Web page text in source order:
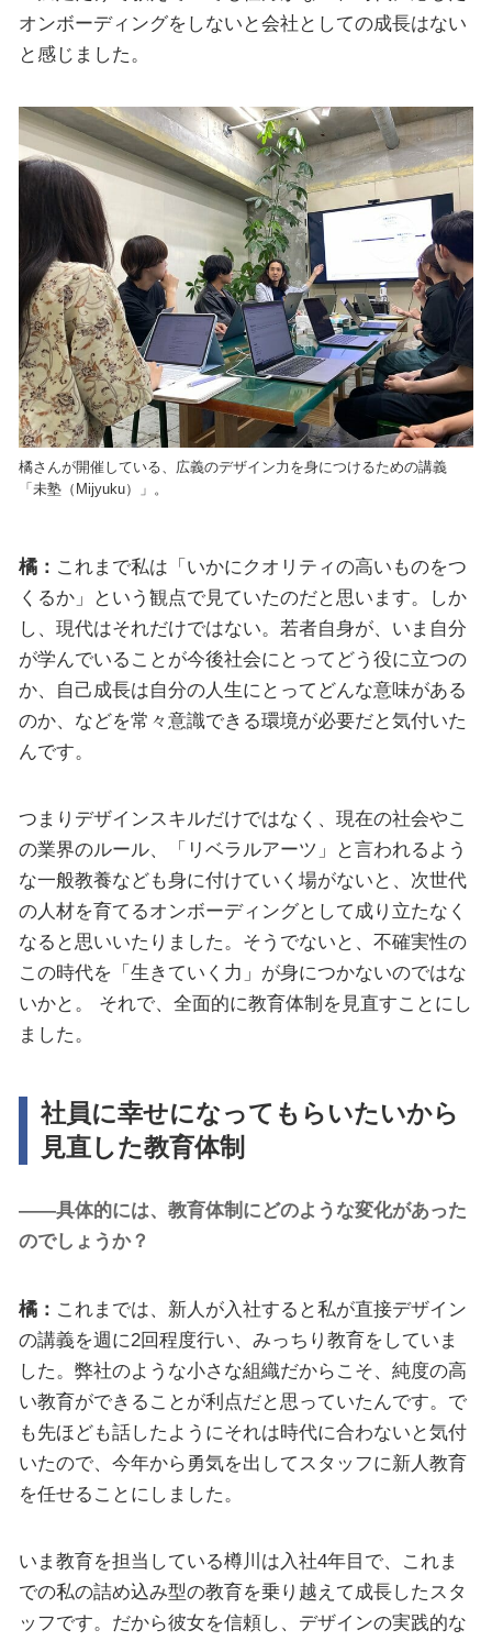
オンボーディングをしないと会社としての成長はない
と感じました。
橘さんが開催している、広義のデザイン力を身につけるための講義
「未塾（Mijyuku）」。
橘： これまで私は「いかにクオリティの高いものをつ
くるか」という観点で見ていたのだと思います。しか
し、現代はそれだけではない。若者自身が、いま自分
が学んでいることが今後社会にとってどう役に立つの
か、自己成長は自分の人生にとってどんな意味がある
のか、などを常々意識できる環境が必要だと気付いた
んです。
つまりデザインスキルだけではなく、現在の社会やこ
の業界のルール、「リベラルアーツ」と言われるよう
な一般教養なども身に付けていく場がないと、次世代
の人材を育てるオンボーディングとして成り立たなく
なると思いいたりました。そうでないと、不確実性の
この時代を「生きていく力」が身につかないのではな
いかと。 それで、全面的に教育体制を見直すことにし
ました。
社員に幸せになってもらいたいから
見直した教育体制
――具体的には、教育体制にどのような変化があった
のでしょうか？
橘： これまでは、新人が入社すると私が直接デザイン
の講義を週に2回程度行い、みっちり教育をしていま
した。弊社のような小さな組織だからこそ、純度の高
い教育ができることが利点だと思っていたんです。で
も先ほども話したようにそれは時代に合わないと気付
いたので、今年から勇気を出してスタッフに新人教育
を任せることにしました。
いま教育を担当している樽川は入社4年目で、これま
での私の詰め込み型の教育を乗り越えて成長したスタ
ッフです。だから彼女を信頼し、デザインの実践的な